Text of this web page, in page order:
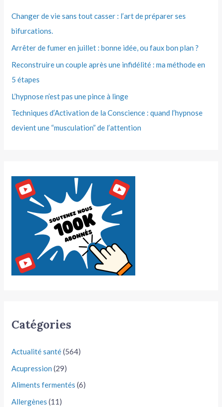
Changer de vie sans tout casser : l’art de préparer ses
bifurcations.
Arrêter de fumer en juillet : bonne idée, ou faux bon plan ?
Reconstruire un couple après une infidélité : ma méthode en
5 étapes
L’hypnose n’est pas une pince à linge
Techniques d’Activation de la Conscience : quand l’hypnose
devient une “musculation” de l’attention
Catégories
Actualité santé(564)
Acupression (29)
Aliments fermentés (6)
Allergènes (11)